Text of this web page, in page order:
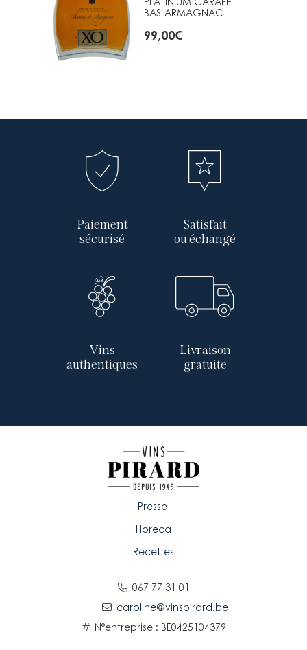
BAS-ARMAGNAC
99,00€
Paiement
sécurisé
Satisfait
ou échangé
Vins
authentiques
Livraison
gratuite
067 77 31 01
caroline@vinspirard.be
N°entreprise : BE0425104379
Presse
Horeca
Recettes